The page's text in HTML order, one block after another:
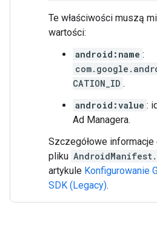
Te właściwości muszą
wartości:
android:name :
CATION_ID .
android:value :
Ad Managera.
Szczegółowe
pliku
artykule Konfigurowanie
SDK (Legacy).